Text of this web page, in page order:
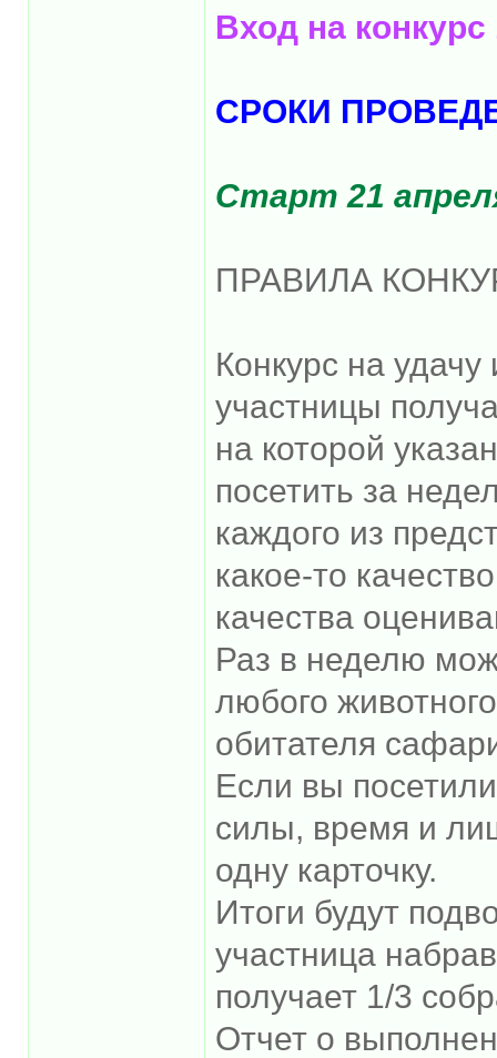
Вход на конкурс
СРОКИ
Старт 21
ПРАВИЛА
Конкурс на
участницы
на которой
посетить за
каждого из
какое-то
качества
Раз в неделю
любого
обитателя
Если вы
силы, время и
одну карточку.
Итоги будут
участница
получает 1/3
Отчет о